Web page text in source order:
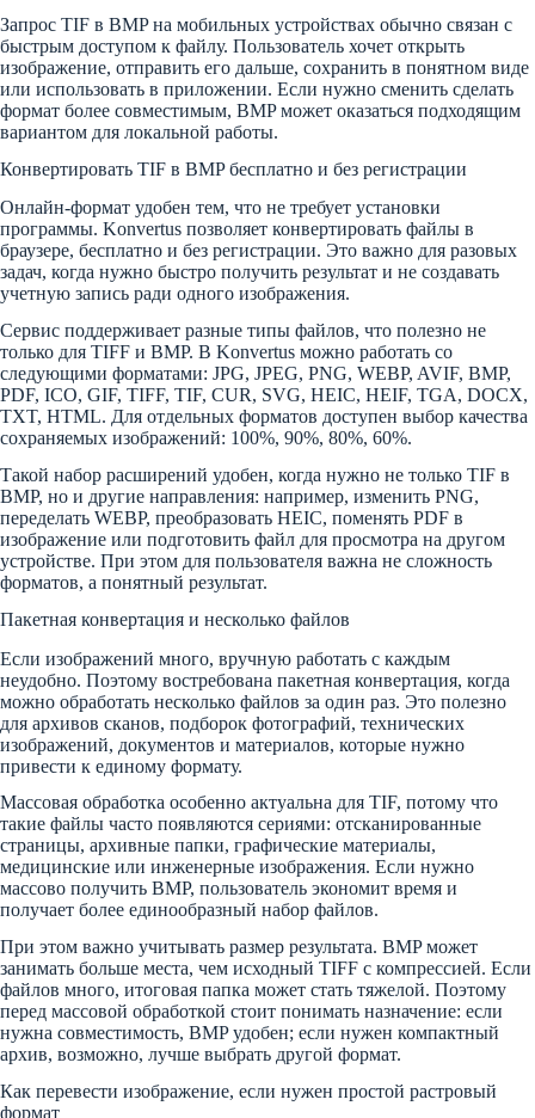
Запрос TIF в BMP на мобильных устройствах обычно связан с
быстрым доступом к файлу. Пользователь хочет открыть
изображение, отправить его дальше, сохранить в понятном виде
или использовать в приложении. Если нужно сменить сделать
формат более совместимым, BMP может оказаться подходящим
вариантом для локальной работы.
Конвертировать TIF в BMP бесплатно и без регистрации
Онлайн-формат удобен тем, что не требует установки
программы. Konvertus позволяет конвертировать файлы в
браузере, бесплатно и без регистрации. Это важно для разовых
задач, когда нужно быстро получить результат и не создавать
учетную запись ради одного изображения.
Сервис поддерживает разные типы файлов, что полезно не
только для TIFF и BMP. В Konvertus можно работать со
следующими форматами: JPG, JPEG, PNG, WEBP, AVIF, BMP,
PDF, ICO, GIF, TIFF, TIF, CUR, SVG, HEIC, HEIF, TGA, DOCX,
TXT, HTML. Для отдельных форматов доступен выбор качества
сохраняемых изображений: 100%, 90%, 80%, 60%.
Такой набор расширений удобен, когда нужно не только TIF в
BMP, но и другие направления: например, изменить PNG,
переделать WEBP, преобразовать HEIC, поменять PDF в
изображение или подготовить файл для просмотра на другом
устройстве. При этом для пользователя важна не сложность
форматов, а понятный результат.
Пакетная конвертация и несколько файлов
Если изображений много, вручную работать с каждым
неудобно. Поэтому востребована пакетная конвертация, когда
можно обработать несколько файлов за один раз. Это полезно
для архивов сканов, подборок фотографий, технических
изображений, документов и материалов, которые нужно
привести к единому формату.
Массовая обработка особенно актуальна для TIF, потому что
такие файлы часто появляются сериями: отсканированные
страницы, архивные папки, графические материалы,
медицинские или инженерные изображения. Если нужно
массово получить BMP, пользователь экономит время и
получает более единообразный набор файлов.
При этом важно учитывать размер результата. BMP может
занимать больше места, чем исходный TIFF с компрессией. Если
файлов много, итоговая папка может стать тяжелой. Поэтому
перед массовой обработкой стоит понимать назначение: если
нужна совместимость, BMP удобен; если нужен компактный
архив, возможно, лучше выбрать другой формат.
Как перевести изображение, если нужен простой растровый
формат